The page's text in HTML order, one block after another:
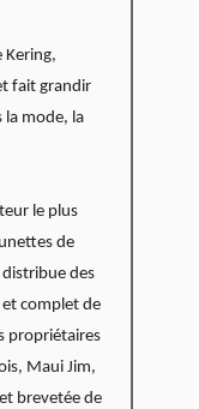
Kering,
fait grandir
la mode, la
le plus
de
distribue des
complet de
propriétaires
Maui Jim,
brevetée de